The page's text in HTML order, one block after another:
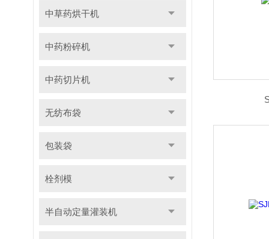
中草药烘干机
中药粉碎机
中药切片机
无纺布袋
包装袋
栓剂模
半自动定量灌装机